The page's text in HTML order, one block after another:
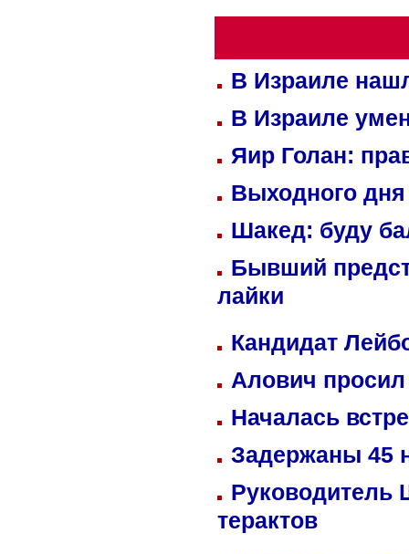
В Израиле
В Израиле
Яир Голан:
Выходного
Шакед: буду
Бывший
лайки
Кандидат
Алович просил
Началась
Задержаны 45
Руководитель
терактов